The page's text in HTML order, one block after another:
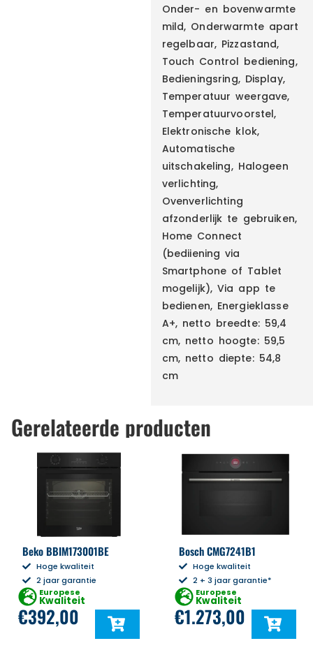
Onder- en bovenwarmte
mild, Onderwarmte apart
regelbaar, Pizzastand,
Touch Control bediening,
Bedieningsring, Display,
Temperatuur weergave,
Temperatuurvoorstel,
Elektronische klok,
Automatische
uitschakeling, Halogeen
verlichting,
Ovenverlichting
afzonderlijk te gebruiken,
Home Connect
(bediiening via
Smartphone of Tablet
mogelijk), Via app te
bedienen, Energieklasse
A+, netto breedte: 59,4
cm, netto hoogte: 59,5
cm, netto diepte: 54,8
cm
Gerelateerde producten
Beko BBIM173001BE
Hoge kwaliteit
2 jaar garantie
Europese
Kwaliteit
€392,00
Bosch CMG7241B1
Hoge kwaliteit
2 + 3 jaar garantie*
Europese
Kwaliteit
€1.273,00